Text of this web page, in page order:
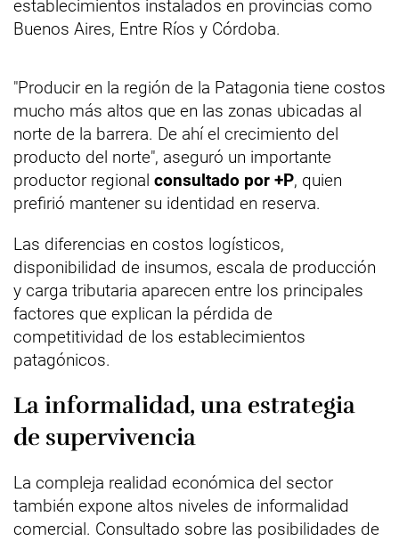
establecimientos instalados en provincias como
Buenos Aires, Entre Ríos y Córdoba.
"Producir en la región de la Patagonia tiene costos
mucho más altos que en las zonas ubicadas al
norte de la barrera. De ahí el crecimiento del
producto del norte", aseguró un importante
productor regional consultado por +P, quien
prefirió mantener su identidad en reserva.
Las diferencias en costos logísticos,
disponibilidad de insumos, escala de producción
y carga tributaria aparecen entre los principales
factores que explican la pérdida de
competitividad de los establecimientos
patagónicos.
La informalidad, una estrategia
de supervivencia
La compleja realidad económica del sector
también expone altos niveles de informalidad
comercial. Consultado sobre las posibilidades de